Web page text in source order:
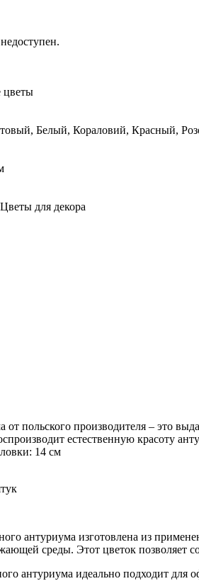
цветы
Белый, Кораловий, Красный,
для декора
от польского производителя – это
естественную красоту
14 см
антуриума изготовлена из
среды. Этот цветок позволяет
антуриума идеально подходит